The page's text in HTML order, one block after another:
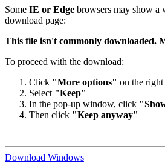
Some IE or Edge browsers may show a
download page:
This file isn't commonly downloaded.
To proceed with the download:
Click "More options" on the
Select "Keep"
In the pop-up window, click
Then click "Keep anyway"
Download Windows